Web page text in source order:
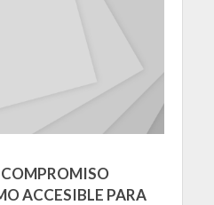
ACCESIBLE PARA